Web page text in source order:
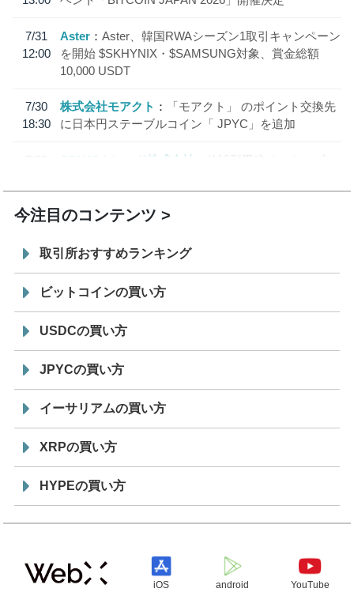
7/31
12:00
Aster
Aster、韓国RWAシーズン1取引キャンペーン
を開始 $SKHYNIX・$SAMSUNG対象、賞金総額
10,000 USDT
7/30
18:30
株式会社モアクト
「モアクト」 のポイント交換先
に日本円ステーブルコイン「 JPYC」を追加
7/29
SBI VCトレード株式会社
信託型円建てステーブル
今注目のコンテンツ
取引所おすすめランキング
ビットコインの買い方
USDCの買い方
JPYCの買い方
イーサリアムの買い方
XRPの買い方
HYPEの買い方
iOS android YouTube